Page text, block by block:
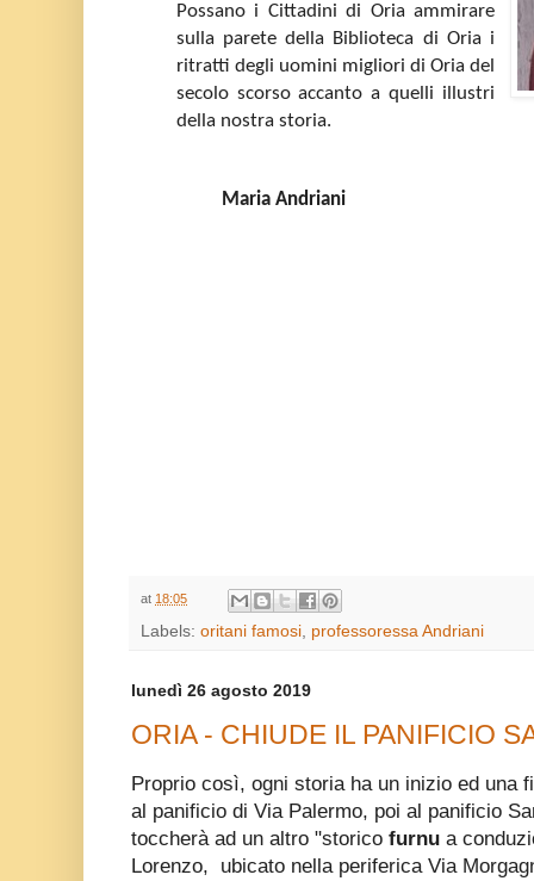
Possano i Cittadini di Oria ammirare
sulla parete della Biblioteca di Oria i
ritratti degli uomini migliori di Oria del
secolo scorso accanto a quelli illustri
della nostra storia.
Maria Andriani
at 18:05
Labels: oritani famosi professoressa Andriani
lunedì 26 agosto 2019
ORIA - CHIUDE IL PANIFICIO
Proprio così, ogni storia ha un inizio ed una
al panificio di Via Palermo, poi al panificio
toccherà ad un altro "storico furnu a
Lorenzo, ubicato nella periferica Via